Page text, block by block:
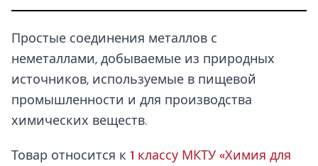
Простые соединения металлов с
неметаллами, добываемые из природных
источников, используемые в пищевой
промышленности и для производства
химических веществ.
Товар относится к 1 классу МКТУ «Химия для